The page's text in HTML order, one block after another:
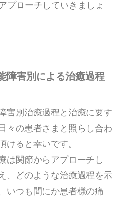
プローチしていきましょ
障害別による治癒過程
害別治癒過程と治癒に要す
々の患者さまと照らし合わ
けると幸いです。
は関節からアプローチし
、どのような治癒過程を示
いつも間にか患者様の痛